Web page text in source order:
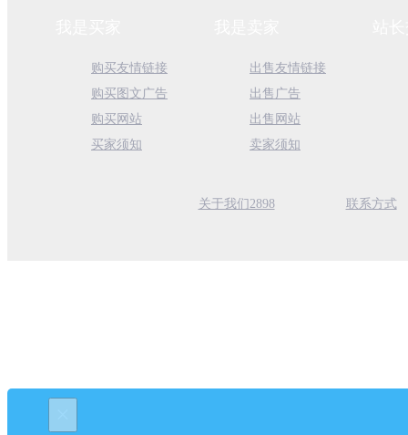
购买友情链接
购买图文广告
购买网站
买家须知
出售友情链接
出售广告
出售网站
卖家须知
关于我们2898 联系方式